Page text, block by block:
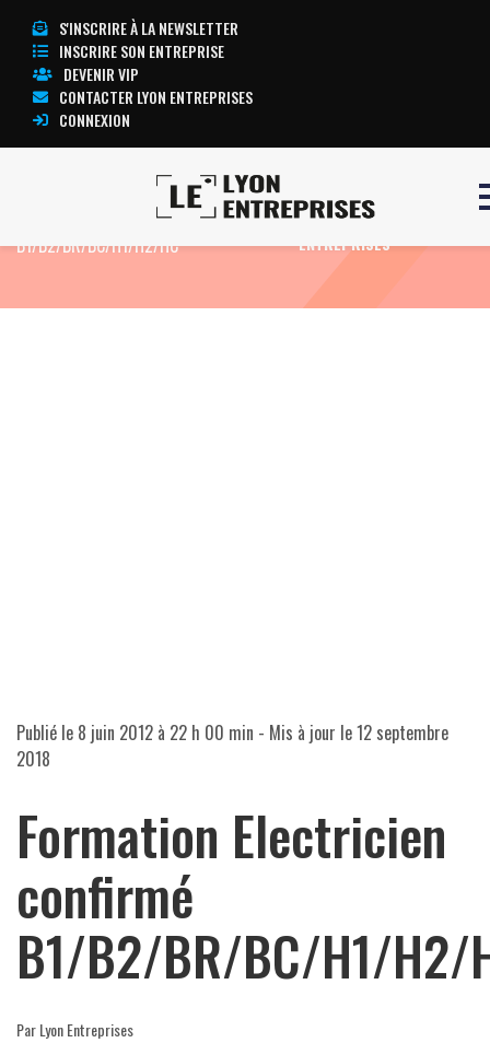
S'INSCRIRE À LA NEWSLETTER
INSCRIRE SON ENTREPRISE
DEVENIR VIP
CONTACTER LYON ENTREPRISES
CONNEXION
Formation Electricien confirmé
B1/B2/BR/BC/H1/H2/HC
TOUTE L’ACTUALITÉ LYON
ENTREPRISES
Publié le 8 juin 2012 à 22 h 00 min - Mis à jour le12 septembre
2018
Formation Electricien
confirmé
B1/B2/BR/BC/H1/H2/
Par Lyon Entreprises